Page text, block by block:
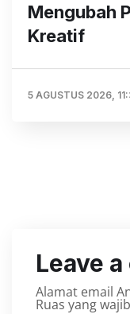
Mengubah
Kreatif
5 AGUSTUS 2026,
Leave
Alamat email
Ruas yang